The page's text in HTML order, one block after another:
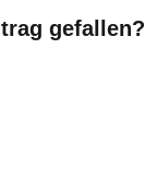
gefallen?